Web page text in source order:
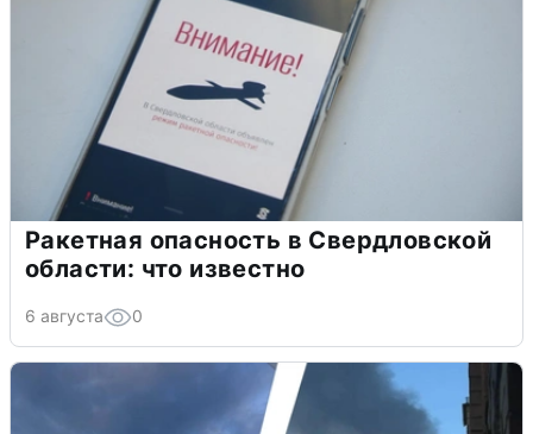
Ракетная опасность в Свердловской
области: что известно
6 августа 0